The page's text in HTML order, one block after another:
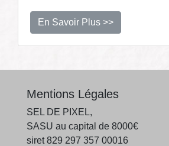
En Savoir Plus >>
Mentions Légales
SEL DE PIXEL,
SASU au capital de 8000€
siret 829 297 357 00016